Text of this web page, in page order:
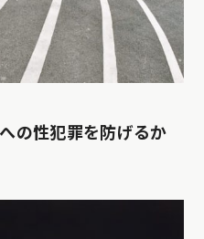
の性犯罪を防げるか